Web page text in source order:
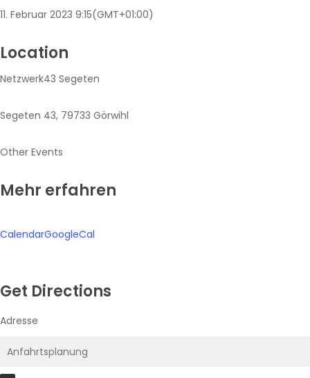
11. Februar 2023 9:15(GMT+01:00)
Location
Netzwerk43 Segeten
Segeten 43, 79733 Görwihl
Other Events
Mehr erfahren
CalendarGoogleCal
Get Directions
Adresse